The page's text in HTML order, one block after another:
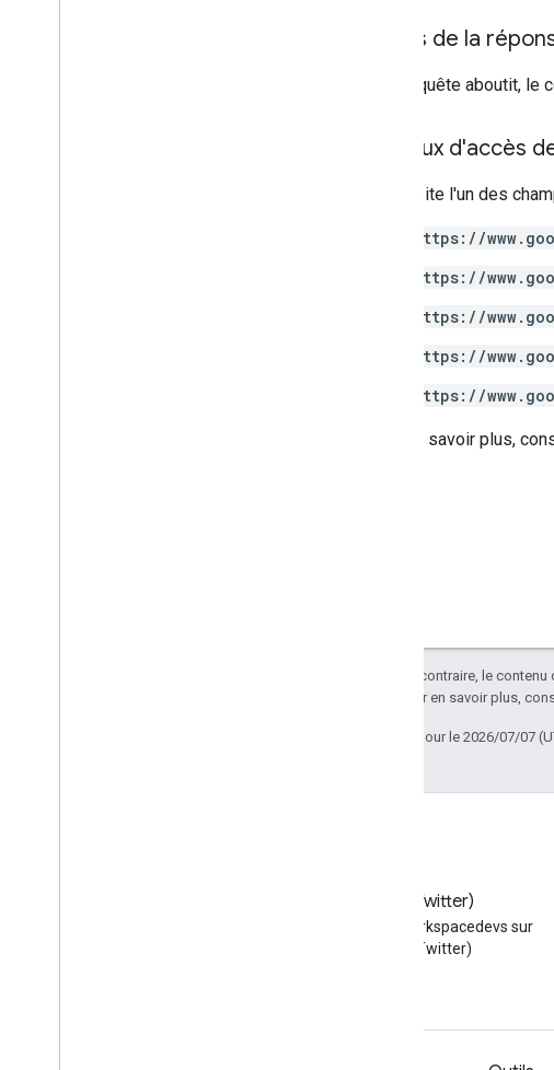
Corps de la
Si la requête aboutit,
Niveaux d'accès
Nécessite l'un des
https://
https://
https://
https://
https://
Pour en savoir plus,
Sauf indication contraire, le
. Pour en savoir plus,
Dernière mise à jour le 2026/07/07
X (Twitter)
Suivez @workspacedevs sur
X (Twitter)